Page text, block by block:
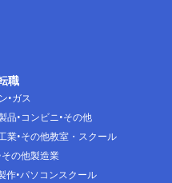
職
ガス
品 コンビニ その他
業 その他教室・スクール
その他製造業
作 パソコンスクール